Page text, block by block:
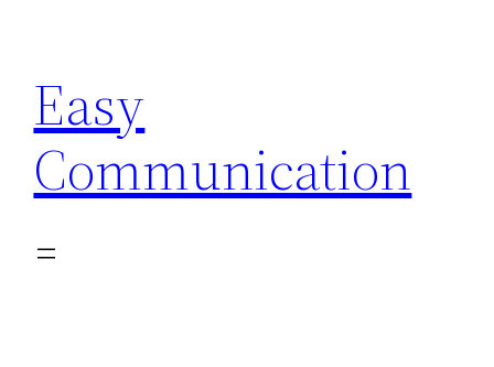
contenu
Easy
Communication